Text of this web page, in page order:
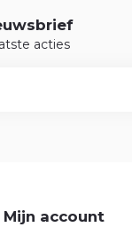
acties
Mijn account